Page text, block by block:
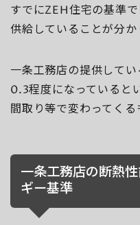
すでにZEH住宅の基準
供給していることが分か
一条工務店の提供して
0.3程度になっていると
間取り等で変わってくる
一条工務店の断熱
ギー基準